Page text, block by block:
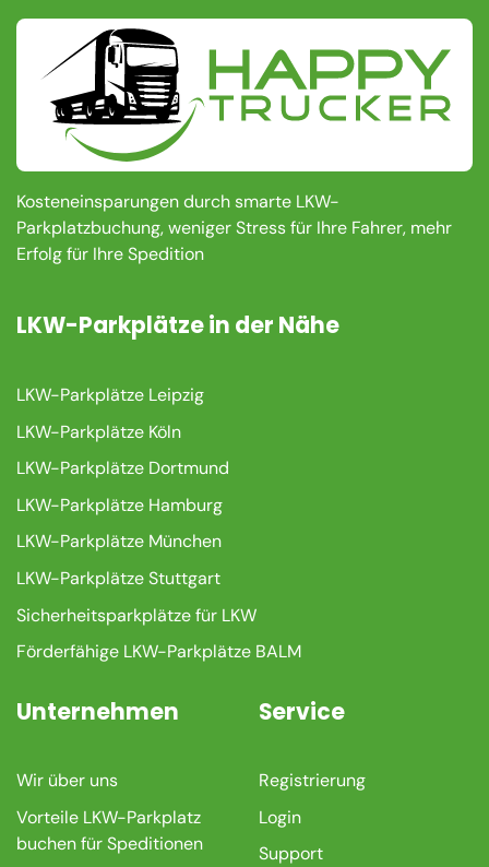
Kosteneinsparungen durch smarte LKW-
Parkplatzbuchung, weniger Stress für Ihre Fahrer, mehr
Erfolg für Ihre Spedition
LKW-Parkplätze in der Nähe
LKW-Parkplätze Leipzig
LKW-Parkplätze Köln
LKW-Parkplätze Dortmund
LKW-Parkplätze Hamburg
LKW-Parkplätze München
LKW-Parkplätze Stuttgart
Sicherheitsparkplätze für LKW
Förderfähige LKW-Parkplätze BALM
Unternehmen
Wir über uns
Vorteile LKW-Parkplatz
buchen für Speditionen
Service
Registrierung
Login
Support